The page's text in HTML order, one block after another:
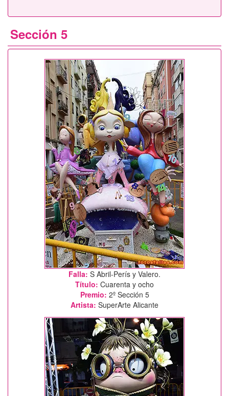
Sección 5
Falla: S Abril-Perís y Valero.
Título: Cuarenta y ocho
Premio: 2º Sección 5
Artista: SuperArte Alicante